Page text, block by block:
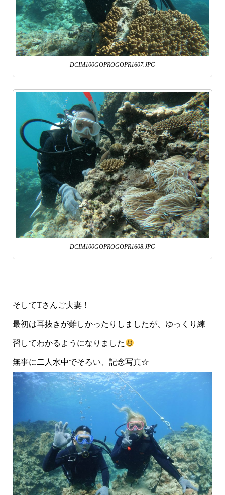
DCIM100GOPROGOPR1607.JPG
DCIM100GOPROGOPR1608.JPG
そしてTさんご夫妻！
最初は耳抜きが難しかったりしましたが、ゆっくり練
習してわかるようになりました
無事に二人水中でそろい、記念写真☆